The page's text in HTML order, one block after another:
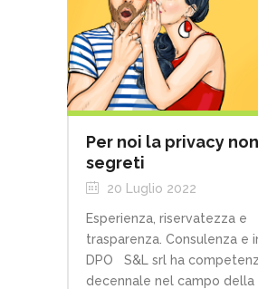
Per noi la privacy
segreti
20 Luglio 2022
Esperienza, riservatezza e
trasparenza. Consulenza e
DPO S&L srl ha
decennale nel campo della